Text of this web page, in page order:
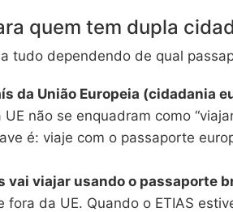
quem tem dupla
tudo dependendo de qual
da União Europeia (cidadania
não se enquadram como
é: viaje com o passaporte
vai viajar usando o passaporte
da UE. Quando o ETIAS